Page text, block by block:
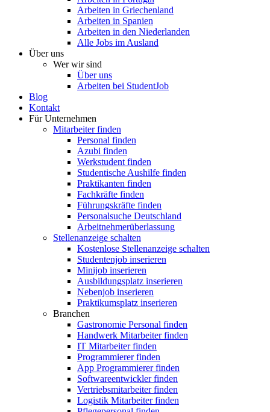
Arbeiten in Griechenland
Arbeiten in Spanien
Arbeiten in den Niederlanden
Alle Jobs im Ausland
Über uns
Wer wir sind
Über uns
Arbeiten bei StudentJob
Blog
Kontakt
Für Unternehmen
Mitarbeiter finden
Personal finden
Azubi finden
Werkstudent finden
Studentische Aushilfe finden
Praktikanten finden
Fachkräfte finden
Führungskräfte finden
Personalsuche Deutschland
Arbeitnehmerüberlassung
Stellenanzeige schalten
Kostenlose Stellenanzeige schalten
Studentenjob inserieren
Minijob inserieren
Ausbildungsplatz inserieren
Nebenjob inserieren
Praktikumsplatz inserieren
Branchen
Gastronomie Personal finden
Handwerk Mitarbeiter finden
IT Mitarbeiter finden
Programmierer finden
App Programmierer finden
Softwareentwickler finden
Vertriebsmitarbeiter finden
Logistik Mitarbeiter finden